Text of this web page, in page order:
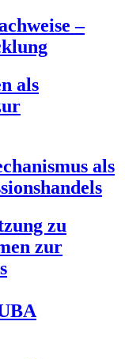
–
als
als
zu
zur